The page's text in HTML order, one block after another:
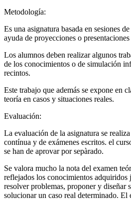
Metodología:
Es una asignatura basada en sesiones
ayuda de proyecciones o
Los alumnos deben realizar algunos
de los conocimientos o de simulación
recintos.
Este trabajo que además se expone en
teoría en casos y situaciones reales.
Evaluación:
La evaluación de la asignatura se
contínua y de exámenes escritos. el
se han de aprovar por sepàrado.
Se valora mucho la nota del examen
reflejados los conocimientos adquiridos
resolver problemas, proponer y diseñar
solucionar un caso real determinado. El